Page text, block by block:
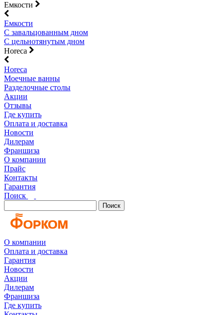
Емкости
Емкости
С завальцованным дном
С цельнотянутым дном
Horeca
Horeca
Моечные ванны
Разделочные столы
Акции
Отзывы
Где купить
Оплата и доставка
Новости
Дилерам
Франшиза
О компании
Прайс
Контакты
Гарантия
Поиск
Поиск
О компании
Оплата и доставка
Гарантия
Новости
Акции
Дилерам
Франшиза
Где купить